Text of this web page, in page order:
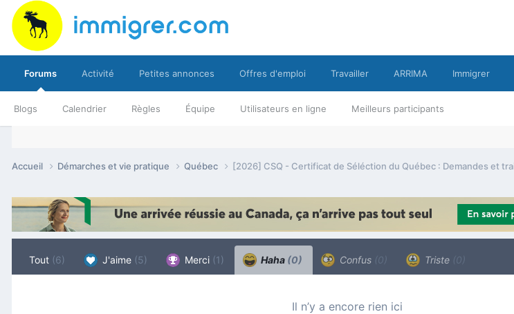
Forums
Blogs Calendrier Règles Équipe Utilisateurs en ligne Meilleurs participants
Activité Petites annonces Offres d'emploi Travailler ARRIMA Immigrer
Accueil Démarches et vie pratique Québec [2026] CSQ - Certificat de Séléction du Québec : Demandes et
Tout (6) J'aime (5) Merci (1) Haha (0) Confus (0) Triste (0)
Il n’y a encore rien ici